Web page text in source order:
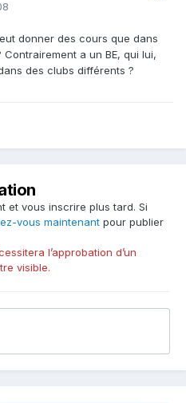
donner des cours que dans
a un BE, qui lui,
des clubs différents ?
et vous inscrire plus tard. Si
vous maintenant pour publier
l’approbation d’un
visible.